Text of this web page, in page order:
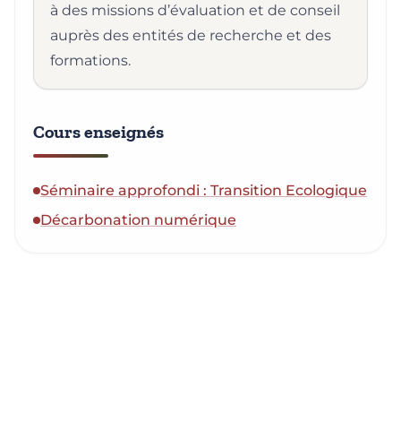
à des missions d’évaluation et de conseil
auprès des entités de recherche et des
formations.
Cours enseignés
Séminaire approfondi : Transition Ecologique
Décarbonation numérique